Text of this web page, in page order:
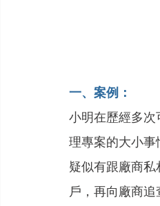
一、案例：
小明在歷經多
理專案的大小
疑似有跟廠商
戶，再向廠商